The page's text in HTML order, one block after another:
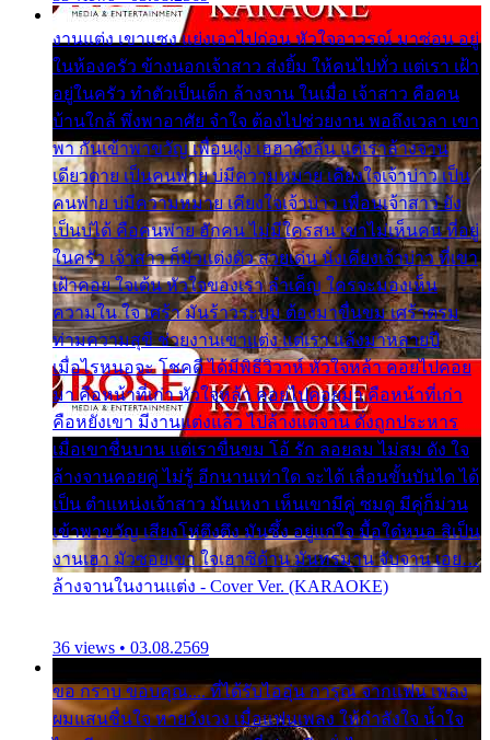
งานแต่ง เขาแซง แย่งเอาไปก่อน หัวใจอาวรณ์ มาซ่อน อยู่
ในห้องครัว ข้างนอกเจ้าสาว ส่งยิ้ม ให้คนไปทั่ว แต่เรา เฝ้า
อยู่ในครัว ทำตัวเป็นเด็ก ล้างจาน ในเมื่อ เจ้าสาว คือคน
บ้านใกล้ พึ่งพาอาศัย จำใจ ต้องไปช่วยงาน พอถึงเวลา เขา
พา กันเข้าพาขวัญ เพื่อนฝูง เฮฮาดังลั่น แต่เราล้างจาน
เดียวดาย เป็นคนพ่าย บ่มีความหมาย เคียงใจเจ้าบ่าว เป็น
คนพ่าย บ่มีความหมาย เคียงใจเจ้าบ่าว เพื่อนเจ้าสาว ยัง
เป็นบ่ได้ คือคนพ่าย ฮักคน ไม่มีใครสน เขาไม่เห็นคน ที่อยู่
ในครัว เจ้าสาว ก็มัวแต่งตัว สวยเด่น นั่งเคียงเจ้าบ่าว ที่เขา
เฝ้าคอย ใจเต้น หัวใจของเรา ลำเค็ญ ใครจะมองเห็น
ความใน ใจ เศร้า มันร้าวระบม ต้องมาขื่นขม เศร้าตรม
ท่ามความสุขี ช่วยงานเขาแต่ง แต่เรา แล้งมาหลายปี
เมื่อไรหนอจะ โชคดี ได้มีพิธีวิวาห์ หัวใจหล้า คอยไปคอย
มา คือหน้าที่เก่า หัวใจหล้า คอยไปคอยมา คือหน้าที่เก่า
คือหยังเขา มีงานแต่งแล้ว ไปล้างแต่จาน ดั่งถูกประหาร
เมื่อเขาชื่นบาน แต่เราขื่นขม โอ้ รัก ลอยลม ไม่สม ดัง ใจ
ล้างจานคอยคู่ ไม่รู้ อีกนานเท่าใด จะได้ เลื่อนขั้นบันได ได้
เป็น ตำแหน่งเจ้าสาว มันเหงา เห็นเขามีคู่ ซมดู มีคู่ก็ม่วน
เข้าพาขวัญ เสียงโห่ตึงตึง มันซึ้ง อยู่แก่ใจ มื้อใด๋หนอ สิเป็น
งานเฮา มัวซอยเขา ใจเฮาซิด้าน มันทรมาน จับจาน เอย…
ล้างจานในงานแต่ง - Cover Ver. (KARAOKE)
36 views • 03.08.2569
ขอ กราบ ขอบคุณ.... ที่ได้รับไออุ่น การุณ จากแฟน เพลง
ผมแสนชื่นใจ หายวังเวง เมื่อแฟนเพลง ให้กำลังใจ น้ำใจ